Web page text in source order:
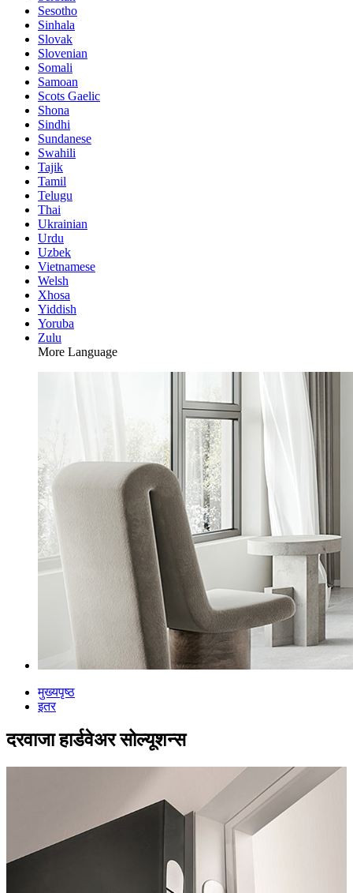
Sesotho
Sinhala
Slovak
Slovenian
Somali
Samoan
Scots Gaelic
Shona
Sindhi
Sundanese
Swahili
Tajik
Tamil
Telugu
Thai
Ukrainian
Urdu
Uzbek
Vietnamese
Welsh
Xhosa
Yiddish
Yoruba
Zulu
More Language
मुख्यपृष्ठ
इतर
दरवाजा हार्डवेअर सोल्यूशन्स